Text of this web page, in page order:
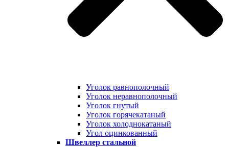
Уголок равнополочный
Уголок неравнополочный
Уголок гнутый
Уголок горячекатаный
Уголок холоднокатаный
Угол оцинкованный
Швеллер стальной